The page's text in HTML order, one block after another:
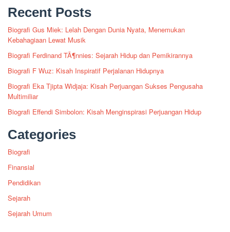
Recent Posts
Biografi Gus Miek: Lelah Dengan Dunia Nyata, Menemukan
Kebahagiaan Lewat Musik
Biografi Ferdinand TÃ¶nnies: Sejarah Hidup dan Pemikirannya
Biografi F Wuz: Kisah Inspiratif Perjalanan Hidupnya
Biografi Eka Tjipta Widjaja: Kisah Perjuangan Sukses Pengusaha
Multimiliar
Biografi Effendi Simbolon: Kisah Menginspirasi Perjuangan Hidup
Categories
Biografi
Finansial
Pendidikan
Sejarah
Sejarah Umum